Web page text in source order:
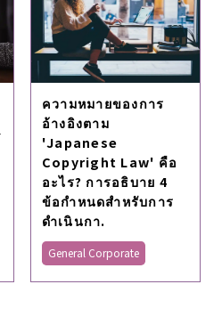
ความหมายของการ
อ้างอิงตาม
'Japanese
Copyright Law' คือ
อะไร? การอธิบาย 4
ข้อกำหนดสำหรับการ
ดำเนินกา.
General Corporate